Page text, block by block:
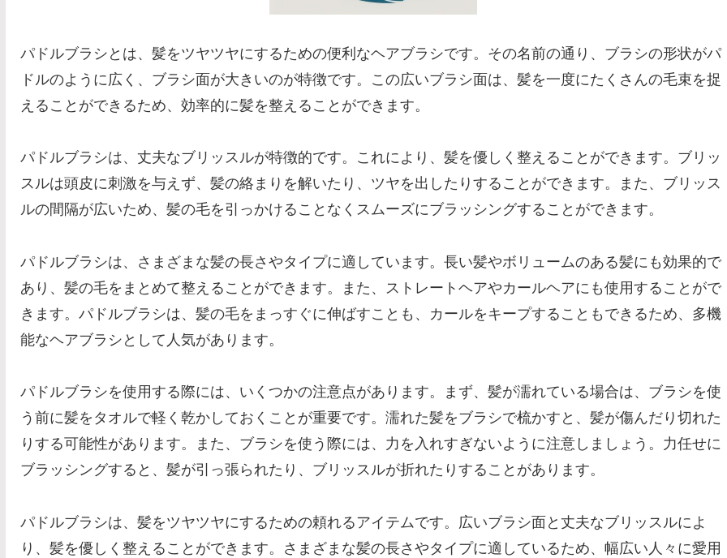
パドルブラシとは、髪をツヤツヤにするための便利なヘアブラシです。その名前の通り、ブラシの形状がパ
ドルのように広く、ブラシ面が大きいのが特徴です。この広いブラシ面は、髪を一度にたくさんの毛束を捉
えることができるため、効率的に髪を整えることができます。
パドルブラシは、丈夫なブリッスルが特徴的です。これにより、髪を優しく整えることができます。ブリッ
スルは頭皮に刺激を与えず、髪の絡まりを解いたり、ツヤを出したりすることができます。また、ブリッス
ルの間隔が広いため、髪の毛を引っかけることなくスムーズにブラッシングすることができます。
パドルブラシは、さまざまな髪の長さやタイプに適しています。長い髪やボリュームのある髪にも効果的で
あり、髪の毛をまとめて整えることができます。また、ストレートヘアやカールヘアにも使用することがで
きます。パドルブラシは、髪の毛をまっすぐに伸ばすことも、カールをキープすることもできるため、多機
能なヘアブラシとして人気があります。
パドルブラシを使用する際には、いくつかの注意点があります。まず、髪が濡れている場合は、ブラシを使
う前に髪をタオルで軽く乾かしておくことが重要です。濡れた髪をブラシで梳かすと、髪が傷んだり切れた
りする可能性があります。また、ブラシを使う際には、力を入れすぎないように注意しましょう。力任せに
ブラッシングすると、髪が引っ張られたり、ブリッスルが折れたりすることがあります。
パドルブラシは、髪をツヤツヤにするための頼れるアイテムです。広いブラシ面と丈夫なブリッスルによ
り、髪を優しく整えることができます。さまざまな髪の長さやタイプに適しているため、幅広い人々に愛用